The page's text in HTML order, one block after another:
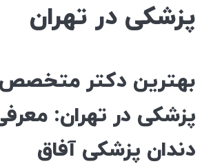
پزشکی در تهران
بهترین دکتر متخصص
پزشکی در تهران:
دندان پزشکی آفاق